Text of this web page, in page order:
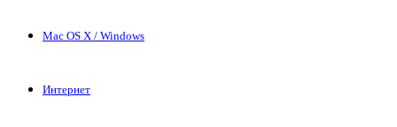
Mac OS X / Windows
Интернет